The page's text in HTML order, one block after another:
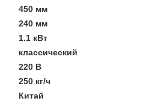
450 мм
240 мм
1.1 кВт
классический
220 В
250 кг/ч
Китай